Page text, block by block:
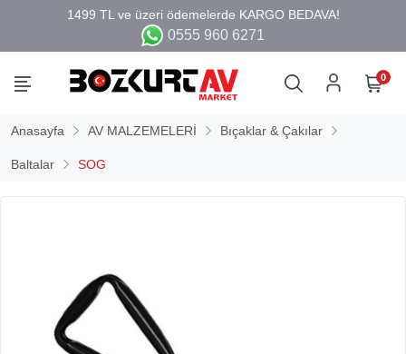
0555 960 6271
0
Anasayfa AV MALZEMELERİ Bıçaklar & Çakılar
Baltalar SOG